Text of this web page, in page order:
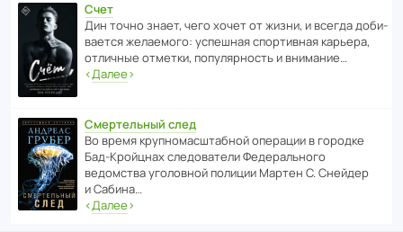
Счет
Дин точно знает, чего хочет от жизни, и всегда доби­
ва­ется жела­е­мого: успе­шная спор­ти­вная карьера,
отли­чные отметки, попу­ля­р­ность и внимание…
‹Далее›
Смертельный след
Во время круп­но­мас­ш­та­бной операции в городке
Бад‑Крой­цнах следо­ва­тели Феде­раль­ного
ведомства уголо­вной полиции Мартен С. Снейдер
и Сабина…
‹Далее›